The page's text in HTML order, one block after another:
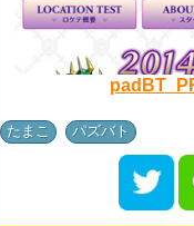
たまこ パズバト